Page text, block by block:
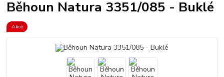
Běhoun Natura 3351/085 - Buklé
Akce